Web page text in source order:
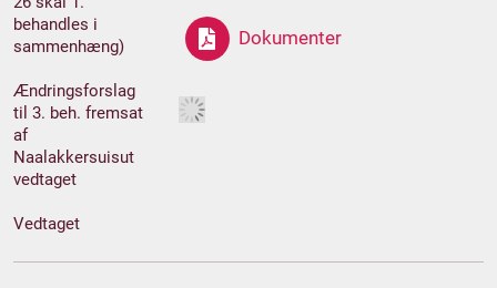
behandles i
sammenhæng)
Ændringsforslag
til 3. beh. fremsat
af
Naalakkersuisut
vedtaget
Vedtaget
Dokumenter